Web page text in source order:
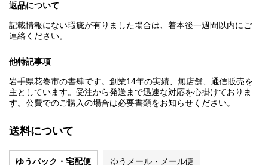
返品について
記載情報にない瑕疵が有りました場合は、着本後一週間以内にご
連絡ください。
他特記事項
岩手県花巻市の書肆です。創業14年の実績、無店舗、通信販売を
主としています。受注から発送まで迅速な対応を心掛けておりま
す。公費でのご購入の場合は必要書類をお知らせください。
送料について
ゆうパック・宅配便 ゆうメール・メール便